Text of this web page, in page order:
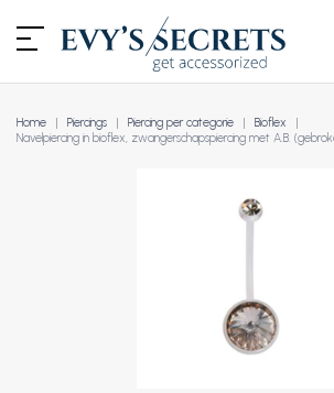
Home Piercings Piercing per categorie
Bioflex
Navelpiercing in bioflex, zwangerschapspiercing met A.B.